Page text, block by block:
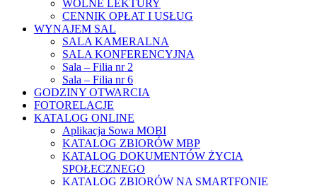
WOLNE LEKTURY
CENNIK OPŁAT I USŁUG
WYNAJEM SAL
SALA KAMERALNA
SALA KONFERENCYJNA
Sala – Filia nr 2
Sala – Filia nr 6
GODZINY OTWARCIA
FOTORELACJE
KATALOG ONLINE
Aplikacja Sowa MOBI
KATALOG ZBIORÓW MBP
KATALOG DOKUMENTÓW ŻYCIA
SPOŁECZNEGO
KATALOG ZBIORÓW NA SMARTFONIE